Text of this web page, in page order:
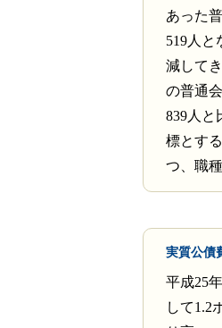
あった
519人と
減して
の普通
839人と
標とす
つ、職
実質公債
平成25
して1.2